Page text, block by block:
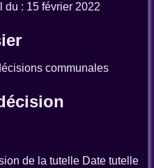
du : 15 février 2022
communales
de la tutelle Date tutelle